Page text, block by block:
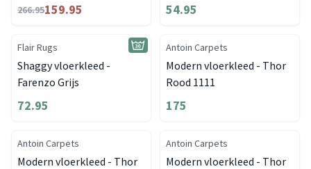
266.95159.95 54.95
Flair Rugs
Shaggy vloerkleed -
Farenzo Grijs
72.95
Antoin Carpets
Modern vloerkleed - Thor
Rood 1111
175
Antoin Carpets
Modern vloerkleed - Thor
Antoin Carpets
Modern vloerkleed - Thor